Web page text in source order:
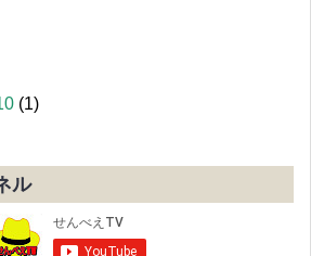
(1)
ル